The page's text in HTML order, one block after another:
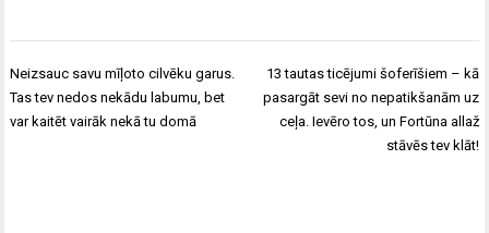
Post
navigation
Neizsauc savu mīļoto cilvēku garus.
Tas tev nedos nekādu labumu, bet
var kaitēt vairāk nekā tu domā
13 tautas ticējumi šoferīšiem – kā
pasargāt sevi no nepatikšanām uz
ceļa. Ievēro tos, un Fortūna allaž
stāvēs tev klāt!